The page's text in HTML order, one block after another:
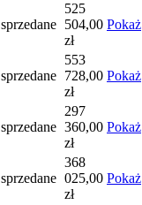
sprzedane
525
504,00
zł
Pokaż
sprzedane
553
728,00
zł
Pokaż
sprzedane
297
360,00
zł
Pokaż
sprzedane
368
025,00
zł
Pokaż